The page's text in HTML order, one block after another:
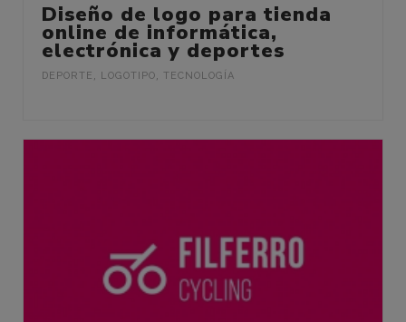
Diseño de logo para tienda
online de informática,
electrónica y deportes
DEPORTE , LOGOTIPO, TECNOLOGÍA